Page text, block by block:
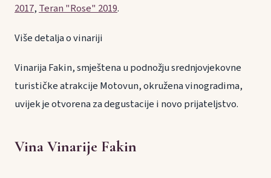
2017,Teran "Rose" 2019.
Više detalja o vinariji
Vinarija Fakin, smještena u podnožju srednjovjekovne
turističke atrakcije Motovun, okružena vinogradima,
uvijek je otvorena za degustacije i novo prijateljstvo.
Vina Vinarije Fakin